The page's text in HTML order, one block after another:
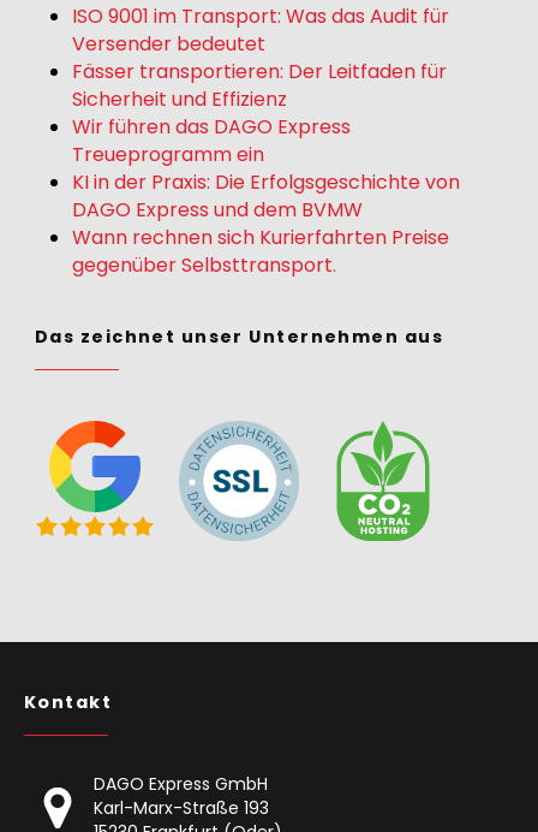
ISO 9001 im Transport: Was das Audit für
Versender bedeutet
Fässer transportieren: Der Leitfaden für
Sicherheit und Effizienz
Wir führen das DAGO Express
Treueprogramm ein
KI in der Praxis: Die Erfolgsgeschichte von
DAGO Express und dem BVMW
Wann rechnen sich Kurierfahrten Preise
gegenüber Selbsttransport.
Das zeichnet unser Unternehmen aus
Kontakt
DAGO Express GmbH
Karl-Marx-Straße 193